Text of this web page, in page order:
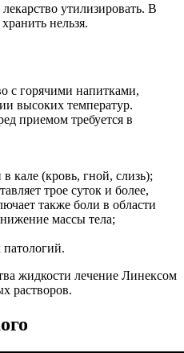
утилизировать. В
нельзя.
с горячими напитками,
высоких температур.
приемом требуется в
кале (кровь, гной, слизь);
трое суток и более,
также боли в области
массы тела;
патологий.
жидкости лечение Линексом
растворов.